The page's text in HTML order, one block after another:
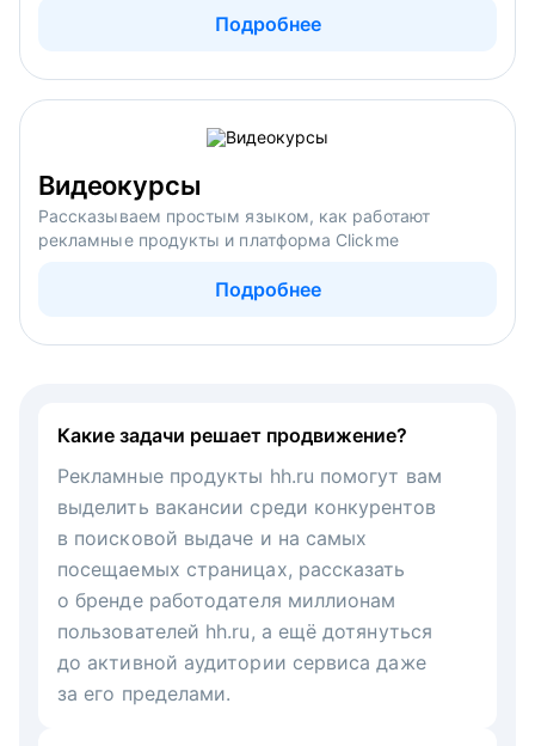
Подробнее
Видеокурсы
Рассказываем простым языком, как работают
рекламные продукты и платформа Clickme
Подробнее
Какие задачи решает продвижение?
Рекламные продукты hh.ru помогут вам
выделить вакансии среди конкурентов
в поисковой выдаче и на самых
посещаемых страницах, рассказать
о бренде работодателя миллионам
пользователей hh.ru, а ещё дотянуться
до активной аудитории сервиса даже
за его пределами.